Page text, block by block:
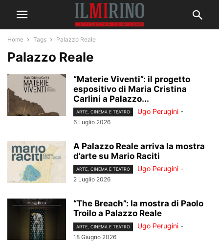
Home Tags Palazzo Reale
Palazzo Reale
“Materie Viventi”: il progetto
espositivo di Maria Cristina
Carlini a Palazzo...
ARTE, CINEMA E TEATRO Ugo Perugini -
6 Luglio 2026
A Palazzo Reale arriva la mostra
d’arte su Mario Raciti
ARTE, CINEMA E TEATRO Ugo Perugini -
2 Luglio 2026
“The Breach”: la mostra di Paolo
Troilo a Palazzo Reale
ARTE, CINEMA E TEATRO Ugo Perugini -
18 Giugno 2026